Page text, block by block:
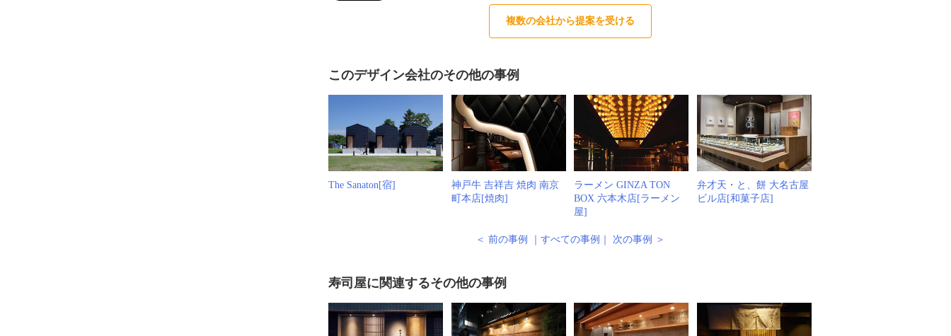
複数の会社から提案を受ける
このデザイン会社のその他の事例
The Sanaton[宿]
神戸牛 吉祥吉 焼肉 南京
町本店[焼肉]
ラーメン GINZA TON
BOX 六本木店[ラーメン
屋]
弁才天・と、餅 大名古屋
ビル店[和菓子店]
＜ 前の事例 すべての事例 次の事例 ＞
寿司屋に関連するその他の事例